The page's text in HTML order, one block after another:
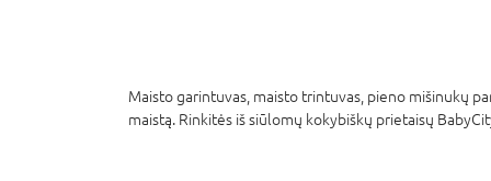
Maisto garintuvas, maisto trintuvas, pieno mišinukų
maistą. Rinkitės iš siūlomų kokybiškų prietaisų